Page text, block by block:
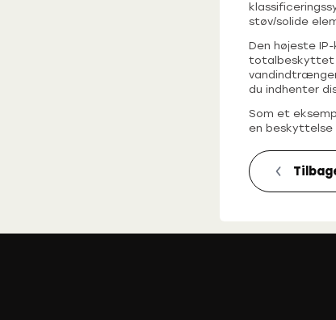
støv/solide
Den højeste
totalbeskyttet
du indhenter
Som et
en beskyttelse